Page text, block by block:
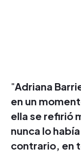
"Adriana
en un
ella se refirió
nunca lo
contrario, en